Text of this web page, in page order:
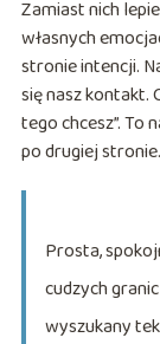
Zamiast nich
własnych
stronie intencji.
się nasz kontakt.
tego chcesz”. To
po drugiej stronie.
Prosta,
cudzych
wyszukany